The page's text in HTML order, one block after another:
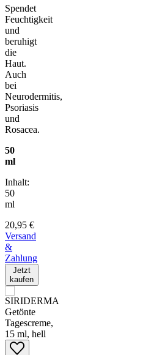
Spendet
Feuchtigkeit
und
beruhigt
die
Haut.
Auch
bei
Neurodermitis,
Psoriasis
und
Rosacea.
50
ml
Inhalt:
50
ml
20,95 €
Versand
&
Zahlung
Jetzt
kaufen